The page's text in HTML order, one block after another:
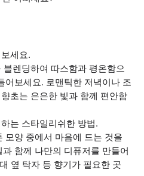
세요.
렌딩하여 따스함과 평온함으
어보세요. 로맨틱한 저녁이나 조
초는 은은한 빛과 함께 편안함
는 스타일리쉬한 방법.
양 중에서 마음에 드는 것을
함께 나만의 디퓨저를 만들어
옆 탁자 등 향기가 필요한 곳